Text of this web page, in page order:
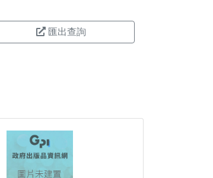
匯出查詢